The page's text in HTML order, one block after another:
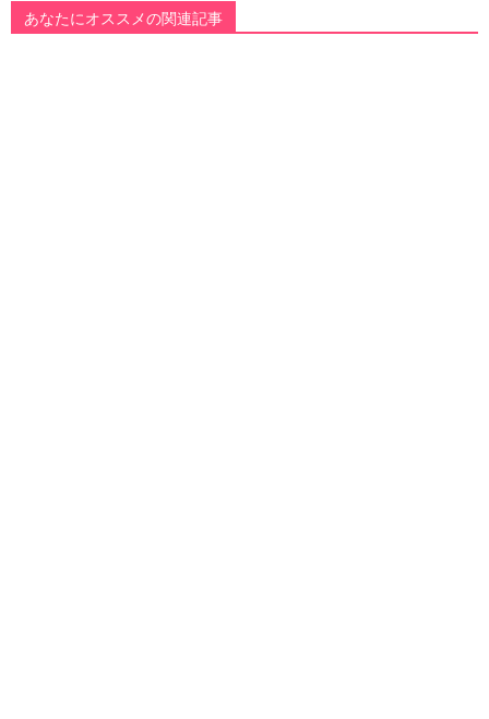
あなたにオススメの関連記事